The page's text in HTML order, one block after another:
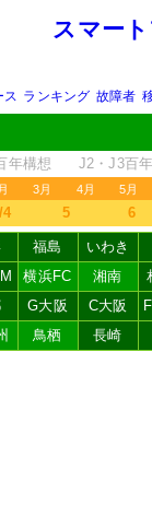
スマー
ス ランキング 故障者
年構想 J2・J3百
3月 4月 5月
4 5 6
福島
いわき
横浜FC 湘南
G大阪 C大阪
鳥栖 長崎